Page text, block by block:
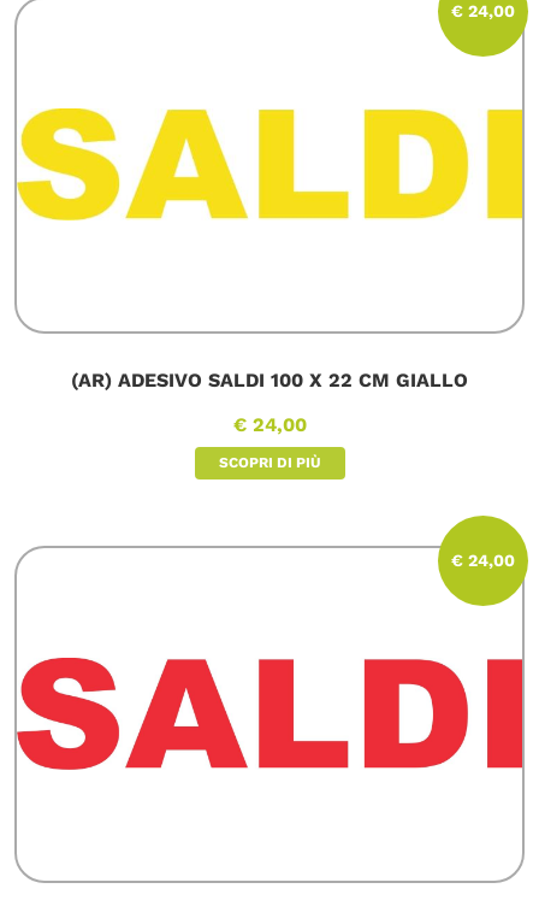
(AR) ADESIVO SALDI 100 X 22 CM GIALLO
€ 24,00
SCOPRI DI PIÙ
€ 24,00
€ 24,00